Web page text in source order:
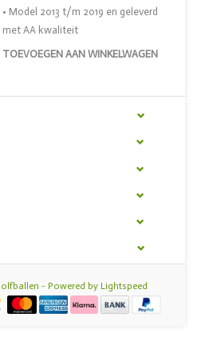
TOEVOEGEN AAN WINKELWAGEN
• Model 2013 t/m 2019 en geleverd
met AA kwaliteit
- Powered by Lightspeed